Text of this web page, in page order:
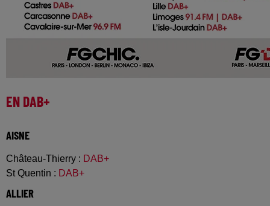
EN DAB+
AISNE
Château-Thierry : DAB+
St Quentin : DAB+
ALLIER